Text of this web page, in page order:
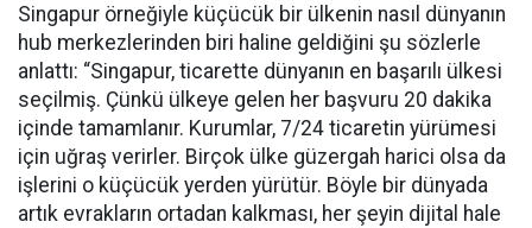
Singapur örneğiyle küçücük bir ülkenin nasıl dünyanın
hub merkezlerinden biri haline geldiğini şu sözlerle
anlattı: “Singapur, ticarette dünyanın en başarılı ülkesi
seçilmiş. Çünkü ülkeye gelen her başvuru 20 dakika
içinde tamamlanır. Kurumlar, 7/24 ticaretin yürümesi
için uğraş verirler. Birçok ülke güzergah harici olsa da
işlerini o küçücük yerden yürütür. Böyle bir dünyada
artık evrakların ortadan kalkması, her şeyin dijital hale